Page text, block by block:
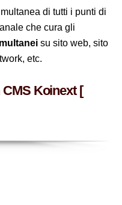
di tutti i punti di
che cura gli
su sito web, sito
etc.
Koinext [